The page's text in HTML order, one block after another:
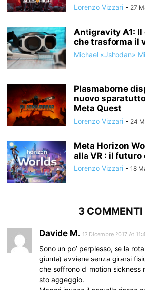
Lorenzo Vizzari - 27
Antigravity A1: Il
che trasforma il
Michael «Jshodan»
Plasmaborne
nuovo
Meta Quest
Lorenzo Vizzari - 24
Meta Horizon
alla VR : il futuro
Lorenzo Vizzari - 18
3 COMMENTI
Davide M. 17 Dicembre 2017 At
Sono un po’ perplesso, se la
giunta) avviene senza girarsi
che soffrono di motion sickness
sto aggeggio.